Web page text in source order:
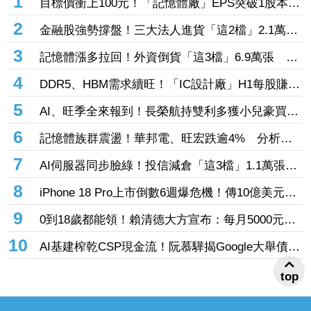
目標價衝上100元！「記憶體廠」EPS突破1股本
DRAM大漲45%＋合作美光獲利迎轉機
2
金融股強勢撐盤！三大法人進貨「這2檔」2.1萬
張 投8.54億元連12日進場三商壽
3
記憶體漲多拉回！外資倒貨「這3檔」6.9萬張 連
賣華邦電2天捲102億元
4
DDR5、HBM需求續旺！「IC設計廠」H1每股賺
9.13元 董座：搶晶圓產能比毛利率更重要
5
AI、旺季全來報到！長榮航持雙利多獲小兒豪買逾
53萬張成寵兒 「這檔」前7月營收狂超去年全年
也獲青睞
6
記憶體族群震盪！華邦電、旺宏跌逾4% 分析師
點名「這2檔」多頭：布局看技術面
7
AI伺服器同步臉綠！投信減倉「這3檔」1.1萬張
投信連砍緯創2刀帶走18.96億元
8
iPhone 18 Pro上市倒數6週爆危機！傳10億美元晶
片卡封裝「躺在廠房」 恐面臨庫存不足
9
0到18歲都能領！賴清德大方宣布：每月5000元成
長津貼 婚、產假全面加碼
10
AI基建榨乾CSP現金流！阮慕驊揭Google大舉債衝
擊
top